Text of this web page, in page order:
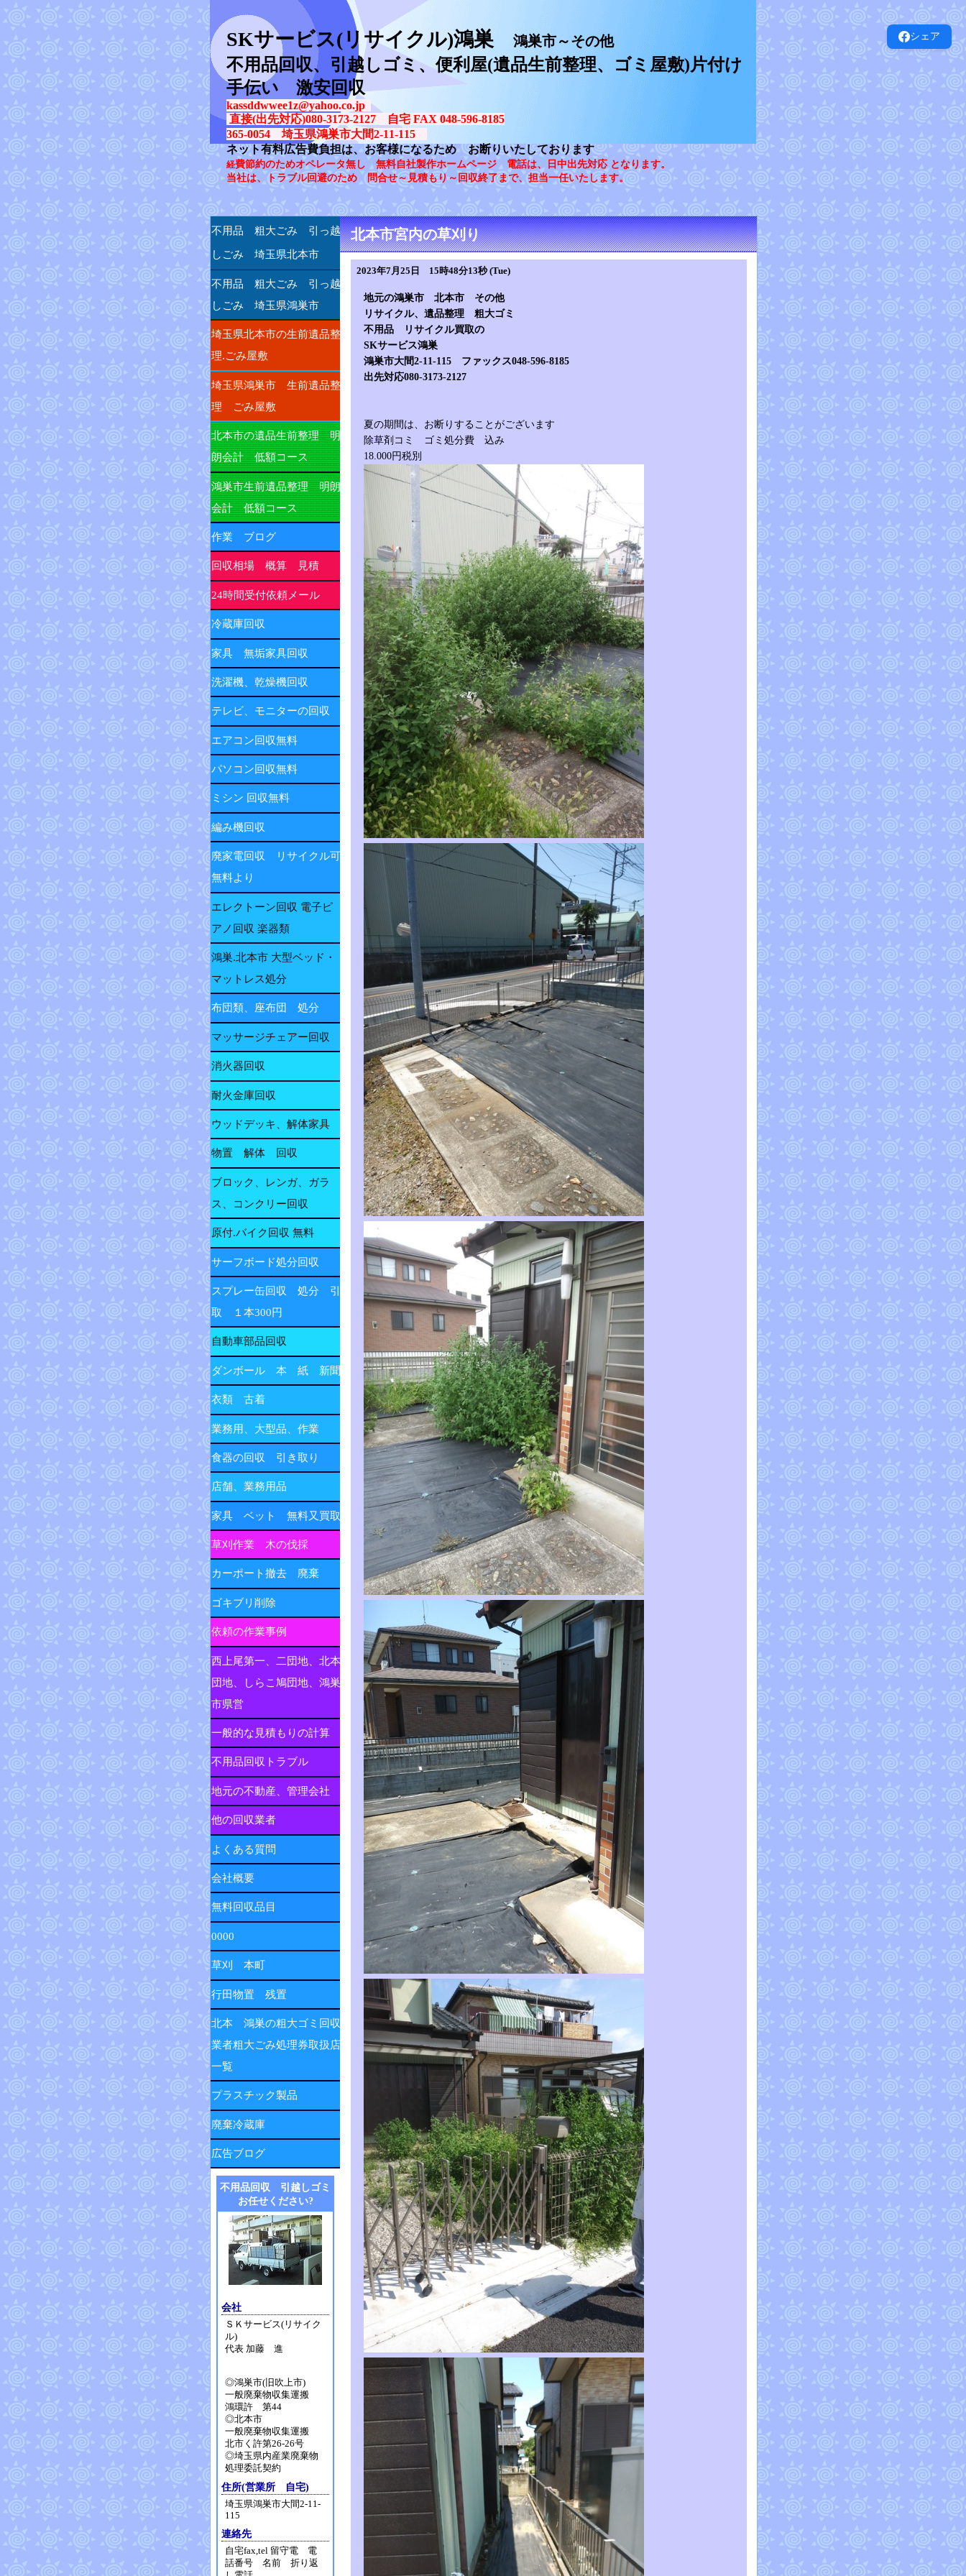
シェア
SKサービス(リサイクル)鴻巣 鴻巣市～その他
不用品回収、引越しゴミ、便利屋(遺品生前整理、ゴミ屋敷)片付け
手伝い 激安回収
kassddwwee1z@yahoo.co.jp
直接(出先対応)080-3173-2127 自宅 FAX 048-596-8185
365-0054 埼玉県鴻巣市大間2-11-115
ネット有料広告費負担は、お客様になるため お断りいたしております
経費節約のためオペレータ無し 無料自社製作ホームページ 電話は、日中出先対応 となります。
当社は、トラブル回避のため 問合せ～見積もり～回収終了まで、担当一任いたします。
北本市宮内の草刈り
2023年7月25日 15時48分13秒 (Tue)
地元の鴻巣市 北本市 その他
リサイクル、遺品整理 粗大ゴミ
不用品 リサイクル買取の
SKサービス鴻巣
鴻巣市大間2-11-115 ファックス048-596-8185
出先対応080-3173-2127
夏の期間は、お断りすることがございます
除草剤コミ ゴミ処分費 込み
18.000円税別
不用品 粗大ごみ 引っ越
しごみ 埼玉県北本市
不用品 粗大ごみ 引っ越
しごみ 埼玉県鴻巣市
埼玉県北本市の生前遺品整
理.ごみ屋敷
埼玉県鴻巣市 生前遺品整
理 ごみ屋敷
北本市の遺品生前整理 明
朗会計 低額コース
鴻巣市生前遺品整理 明朗
会計 低額コース
作業 ブログ
回収相場 概算 見積
24時間受付依頼メール
冷蔵庫回収
家具 無垢家具回収
洗濯機、乾燥機回収
テレビ、モニターの回収
エアコン回収無料
パソコン回収無料
ミシン 回収無料
編み機回収
廃家電回収 リサイクル可
無料より
エレクトーン回収 電子ピ
アノ回収 楽器類
鴻巣.北本市 大型ベッド・
マットレス処分
布団類、座布団 処分
マッサージチェアー回収
消火器回収
耐火金庫回収
ウッドデッキ、解体家具
物置 解体 回収
ブロック、レンガ、ガラ
ス、コンクリー回収
原付.バイク回収 無料
サーフボード処分回収
スプレー缶回収 処分 引
取 １本300円
自動車部品回収
ダンボール 本 紙 新聞
衣類 古着
業務用、大型品、作業
食器の回収 引き取り
店舗、業務用品
家具 ベット 無料又買取
草刈作業 木の伐採
カーポート撤去 廃棄
ゴキブリ削除
依頼の作業事例
西上尾第一、二団地、北本
団地、しらこ鳩団地、鴻巣
市県営
一般的な見積もりの計算
不用品回収トラブル
地元の不動産、管理会社
他の回収業者
よくある質問
会社概要
無料回収品目
0000
草刈 本町
行田物置 残置
北本 鴻巣の粗大ゴミ回収
業者粗大ごみ処理券取扱店
一覧
プラスチック製品
廃棄冷蔵庫
広告ブログ
不用品回収 引越しゴミ
お任せください?
会社
ＳＫサービス(リサイク
ル)
代表 加藤 進
◎鴻巣市(旧吹上市)
一般廃棄物収集運搬
鴻環許 第44
◎北本市
一般廃棄物収集運搬
北市く許第26-26号
◎埼玉県内産業廃棄物
処理委託契約
住所(営業所 自宅)
埼玉県鴻巣市大間2-11-
115
連絡先
自宅fax,tel 留守電 電
話番号 名前 折り返